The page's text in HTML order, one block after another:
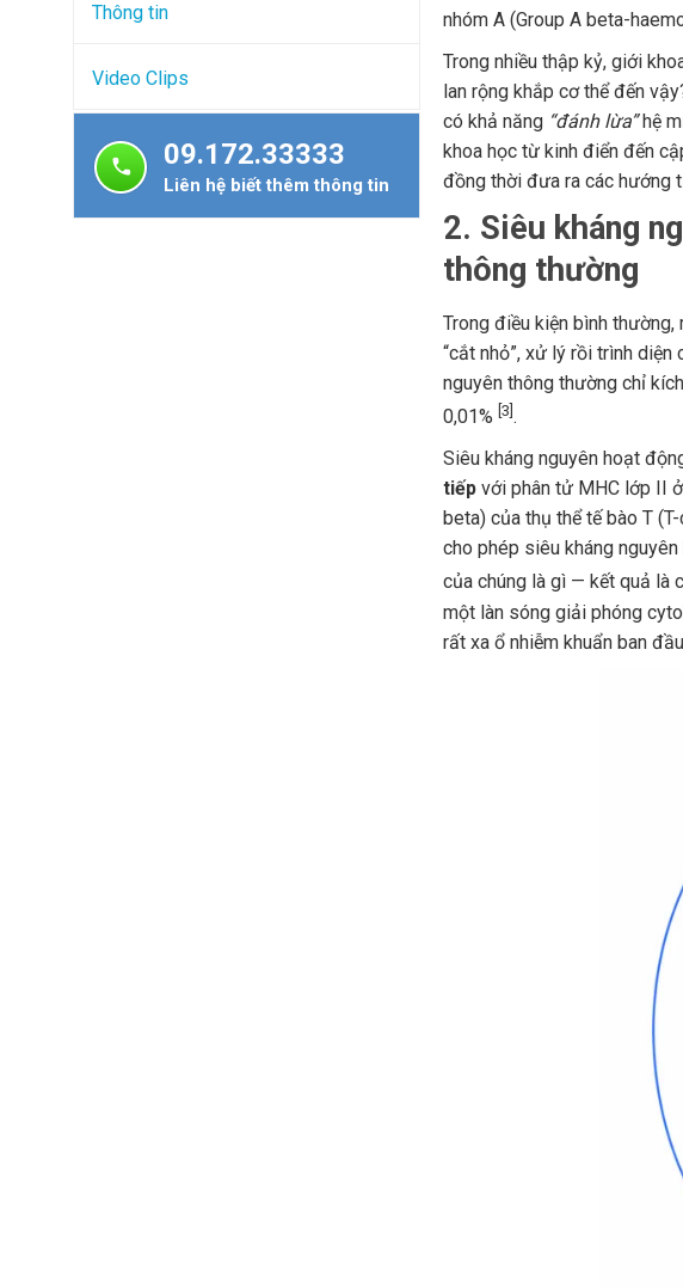
Thông tin
Video Clips
09.172.33333
Liên hệ biết thêm thông tin
nhóm A (Group A beta-
Trong nhiều thập kỷ, giới
lan rộng khắp cơ thể đến
có khả năng “đánh lừa”hệ
khoa học từ kinh điển đến
đồng thời đưa ra các hướng
2. Siêu kháng
thông thường
Trong điều kiện bình
“cắt nhỏ”, xử lý rồi trình
nguyên thông thường chỉ
0,01%[3] .
Siêu kháng nguyên hoạt
tiếp với phân tử MHC lớp II
beta) của thụ thể tế bào T
cho phép siêu kháng
của chúng là gì — kết quả là
một làn sóng giải phóng
rất xa ổ nhiễm khuẩn ban